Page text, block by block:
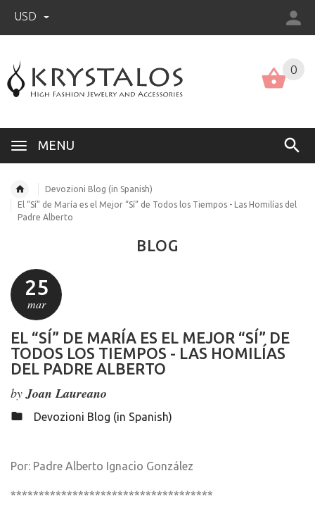
USD
MENU
0
Devozioni Blog (in Spanish)
El “Sí” de María es el Mejor “Sí” de Todos los Tiempos - Las Homilías del
Padre Alberto
BLOG
25
mar
EL “SÍ” DE MARÍA ES EL MEJOR “SÍ” DE
TODOS LOS TIEMPOS - LAS HOMILÍAS
DEL PADRE ALBERTO
byJoan Laureano
Devozioni Blog (in Spanish)
Por: Padre Alberto Ignacio González
************************************